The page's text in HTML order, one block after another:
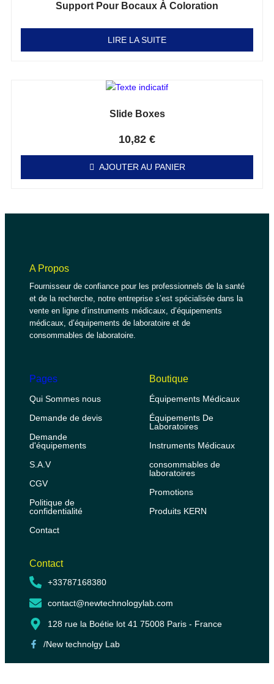
Support Pour Bocaux À Coloration
LIRE LA SUITE
Slide Boxes
10,82 €
AJOUTER AU PANIER
A Propos
Fournisseur de confiance pour les professionnels de la santé
et de la recherche, notre entreprise s’est spécialisée dans la
vente en ligne d’instruments médicaux, d’équipements
médicaux, d’équipements de laboratoire et de
consommables de laboratoire.
Pages
Qui Sommes nous
Demande de devis
Demande
d'équipements
S.A.V
CGV
Politique de
confidentialité
Contact
Boutique
Équipements Médicaux
Équipements De
Laboratoires
Instruments Médicaux
consommables de
laboratoires
Promotions
Produits KERN
Contact
+33787168380
contact@newtechnologylab.com
128 rue la Boétie lot 41 75008 Paris - France
/New technolgy Lab